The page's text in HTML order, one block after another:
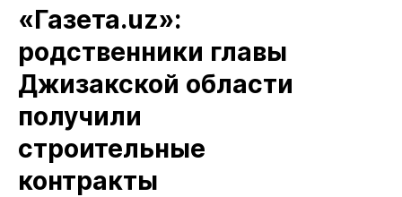
«Газета.uz»:
родственники главы
Джизакской области
получили
строительные
контракты